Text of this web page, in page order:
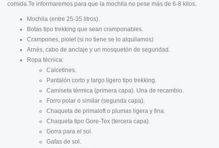
comida.Te informaremos para que la mochila no pese más de 6-8 kilos.
Mochila (entre 25-35 litros).
Botas tipo trekking que sean cramponables.
Crampones, piolet (si no tiene se lo alquilamos)
Arnés, cabo de anclaje y un mosquetón de seguridad.
Ropa técnica:
Calcetines.
Pantalón corto y largo ligero tipo trekking.
Camiseta térmica (primera capa). Una de recambio.
Forro polar o similar (segunda capa).
Chaqueta de primaloft o plumas ligera y fina.
Chaqueta tipo Gore-Tex (tercera capa).
Gorra para el sol.
Gafas de sol.